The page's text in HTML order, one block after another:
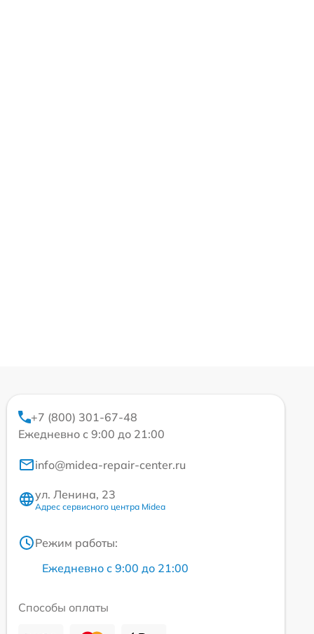
+7 (800) 301-67-48
Ежедневно с 9:00 до 21:00
info@midea-repair-center.ru
ул. Ленина, 23
Адрес сервисного центра Midea
Режим работы:
Ежедневно с 9:00 до 21:00
Способы оплаты